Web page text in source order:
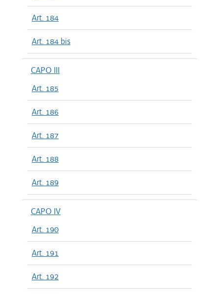
Art. 184
Art. 184 bis
CAPO III
Art. 185
Art. 186
Art. 187
Art. 188
Art. 189
CAPO IV
Art. 190
Art. 191
Art. 192